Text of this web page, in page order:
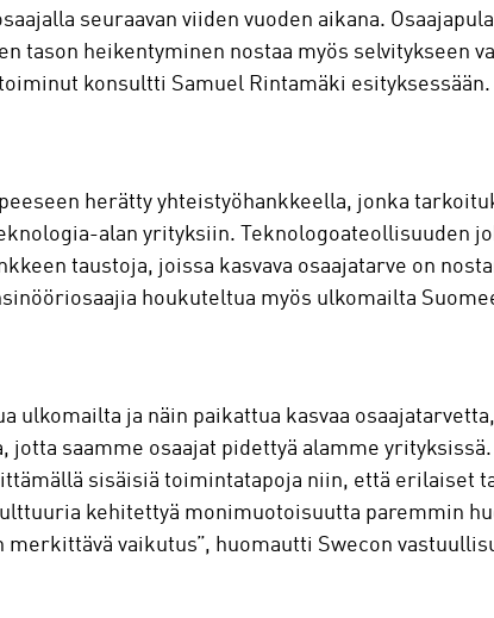
seuraavan viiden vuoden aikana.
tason heikentyminen nostaa myös selvitykseen
konsultti Samuel Rintamäki esityksessään.
herätty yhteistyöhankkeella, jonka
alan yrityksiin. Teknologoateollisuuden
taustoja, joissa kasvava osaajatarve on
houkuteltua myös ulkomailta
ulkomailta ja näin paikattua kasvaa
jotta saamme osaajat pidettyä alamme
sisäisiä toimintatapoja niin, että erilaiset
kehitettyä monimuotoisuutta paremmin
vaikutus”, huomautti Swecon